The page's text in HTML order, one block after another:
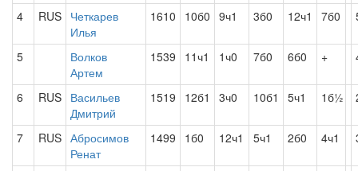
4 RUS Четкарев
Илья
1610 10б0 9ч1 3б0 12ч1 7б0
5
Волков
Артем
1539 11ч1 1ч0 7б0 6б0 +
6 RUS Васильев
Дмитрий
1519 12б1 3ч0 10б1 5ч1 1б½
7 RUS Абросимов
Ренат
1499 1б0 12ч1 5ч1 2б0 4ч1